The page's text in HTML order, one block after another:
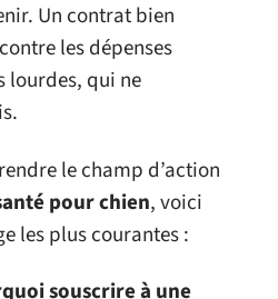
Un contrat bien
les dépenses
lourdes, qui ne
le champ d’action
pour chien, voici
les plus courantes :
souscrire à une